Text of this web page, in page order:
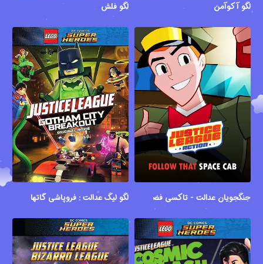
لگو آکوآمن لگو فلش
جنگجویان عدالت - تاکسی فضایی لگو لیگ عدالت : فروپاشی گاتهام